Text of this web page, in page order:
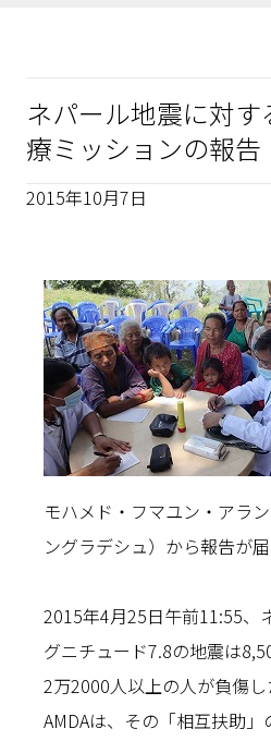
ネパール地震に対す
療ミッションの報告
2015年10月7日
モハメド・フマユン・アラ
ングラデシュ）から報告が
2015年4月25日午前11:55、
グニチュード7.8の地震は
2万2000人以上の人が負傷し
AMDAは、その「相互扶助